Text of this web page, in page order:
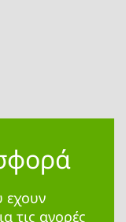
εχουν
τις αγορές